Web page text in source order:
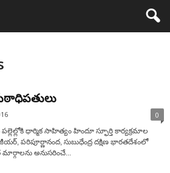
0
పల్లెల్లోకి ధార్మిక సాహిత్యం హిందూ స్ఫూర్తి కార్యక్రమాల
పరిపూర్ణానంద, సుబుధేంద్ర దక్షిణ భారతదేశంలో
అనుసరించే...